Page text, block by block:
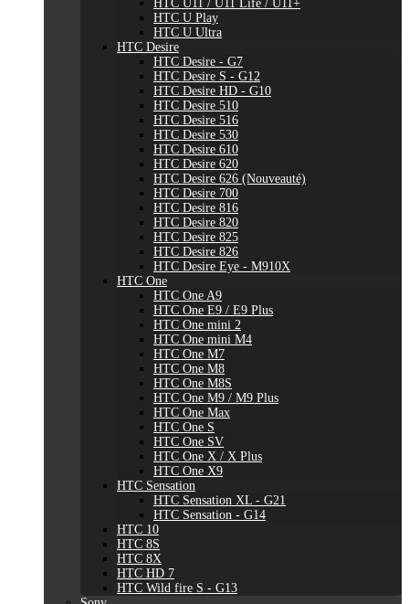
HTC U11 / U11 Life / U11+
HTC U Play
HTC U Ultra
HTC Desire
HTC Desire - G7
HTC Desire S - G12
HTC Desire HD - G10
HTC Desire 510
HTC Desire 516
HTC Desire 530
HTC Desire 610
HTC Desire 620
HTC Desire 626 (Nouveauté)
HTC Desire 700
HTC Desire 816
HTC Desire 820
HTC Desire 825
HTC Desire 826
HTC Desire Eye - M910X
HTC One
HTC One A9
HTC One E9 / E9 Plus
HTC One mini 2
HTC One mini M4
HTC One M7
HTC One M8
HTC One M8S
HTC One M9 / M9 Plus
HTC One Max
HTC One S
HTC One SV
HTC One X / X Plus
HTC One X9
HTC Sensation
HTC Sensation XL - G21
HTC Sensation - G14
HTC 10
HTC 8S
HTC 8X
HTC HD 7
HTC Wild fire S - G13